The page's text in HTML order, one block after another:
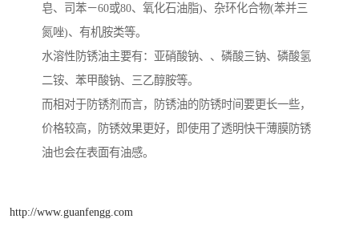
皂、司苯－60或80、氧化石油脂)、杂环化合物(苯并三
氮唑)、有机胺类等。
水溶性防锈油主要有：亚硝酸钠、、磷酸三钠、磷酸氢
二铵、苯甲酸钠、三乙醇胺等。
而相对于防锈剂而言，防锈油的防锈时间要更长一些，
价格较高，防锈效果更好，即使用了透明快干薄膜防锈
油也会在表面有油感。
http://www.guanfengg.com